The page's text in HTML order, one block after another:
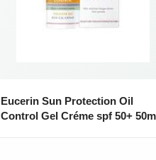
Eucerin Sun Protection Oil
Control Gel Créme spf 50+